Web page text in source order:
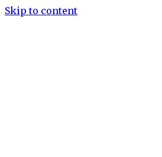
Skip to content